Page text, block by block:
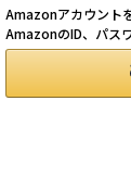
Amazonアカウント
AmazonのID、パス